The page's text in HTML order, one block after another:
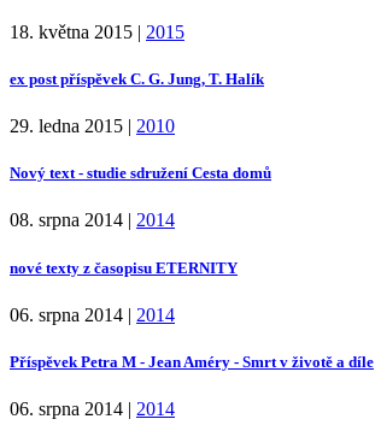
18. května 2015 | 2015
ex post příspěvek C. G. Jung, T. Halík
29. ledna 2015 | 2010
Nový text - studie sdružení Cesta domů
08. srpna 2014 | 2014
nové texty z časopisu ETERNITY
06. srpna 2014 | 2014
Příspěvek Petra M - Jean Améry - Smrt v životě a díle
06. srpna 2014 | 2014